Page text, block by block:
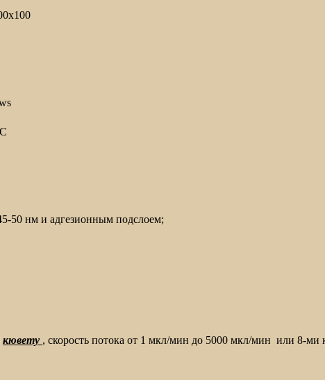
50 нм и адгезионным подслоем;
кювету , скорость потока от 1 мкл/мин до 5000 мкл/мин или 8-ми